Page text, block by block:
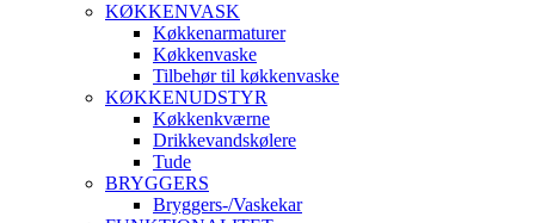
KØKKENVASK
Køkkenarmaturer
Køkkenvaske
Tilbehør til køkkenvaske
KØKKENUDSTYR
Køkkenkværne
Drikkevandskølere
Tude
BRYGGERS
Bryggers-/Vaskekar